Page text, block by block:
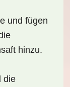
und fügen
hinzu.
die